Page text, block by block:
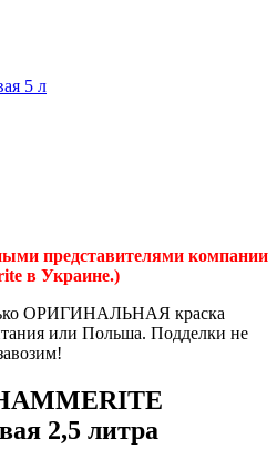
5 л
представителями компании
в Украине.)
ОРИГИНАЛЬНАЯ краска
или Польша. Подделки не
2,5 литра